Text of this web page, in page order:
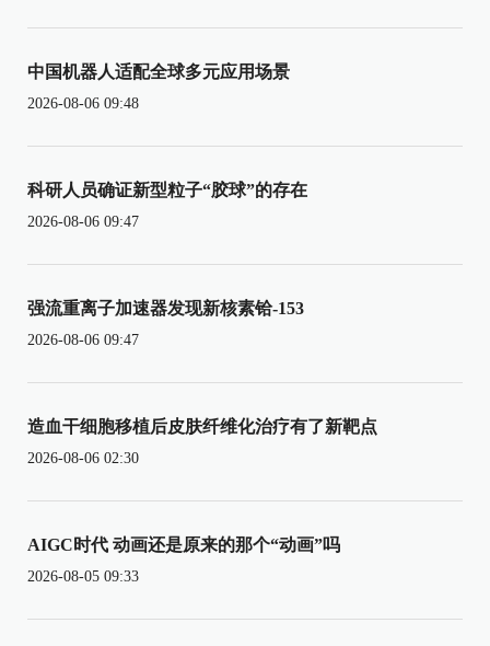
中国机器人适配全球多元应用场景
2026-08-06 09:48
科研人员确证新型粒子“胶球”的存在
2026-08-06 09:47
强流重离子加速器发现新核素铪-153
2026-08-06 09:47
造血干细胞移植后皮肤纤维化治疗有了新靶点
2026-08-06 02:30
AIGC时代 动画还是原来的那个“动画”吗
2026-08-05 09:33